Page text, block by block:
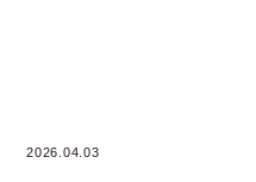
2026.04.03